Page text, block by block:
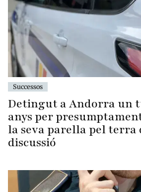
Successos
Detingut a Andorra un
anys per
la seva parella pel terra
discussió